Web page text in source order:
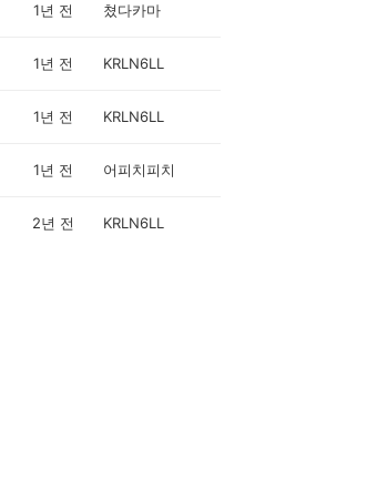
1년 전 쳤다카마
1년 전 KRLN6LL
1년 전 KRLN6LL
1년 전 어피치피치
2년 전 KRLN6LL